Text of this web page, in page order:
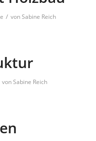
/ vonSabine Reich
vonSabine Reich